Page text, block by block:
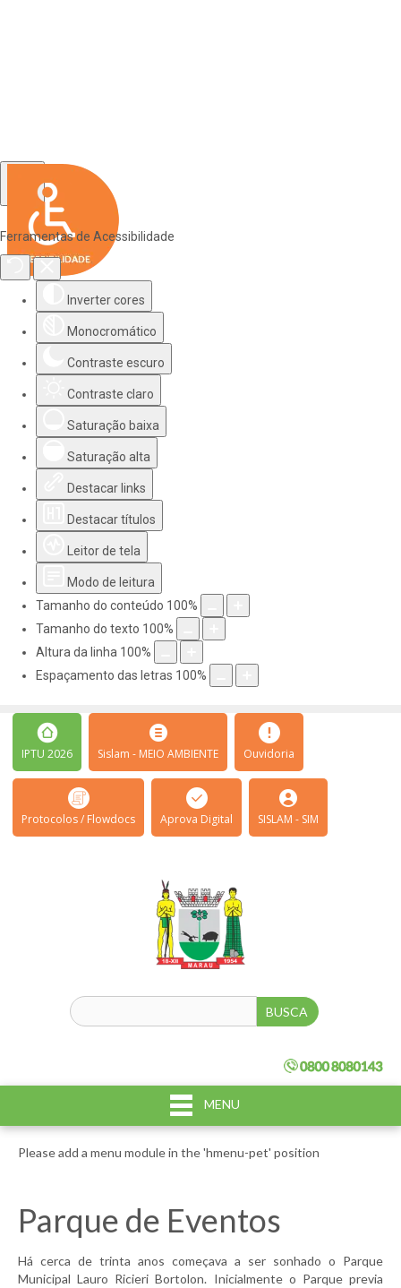
Ferramentas de Acessibilidade
Inverter cores
Monocromático
Contraste escuro
Contraste claro
Saturação baixa
Saturação alta
Destacar links
Destacar títulos
Leitor de tela
Modo de leitura
Tamanho do conteúdo 100%
Tamanho do texto 100%
Altura da linha 100%
Espaçamento das letras 100%
IPTU 2026 Sislam - MEIO AMBIENTE Ouvidoria
Protocolos / Flowdocs Aprova Digital SISLAM - SIM
MENU
Please add a menu module in the 'hmenu-pet' position
Parque de Eventos
Há cerca de trinta anos começava a ser sonhado o Parque
Municipal Lauro Ricieri Bortolon. Inicialmente o Parque previa